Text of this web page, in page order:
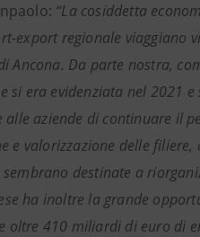
“La cosiddetta
export regionale viaggiano
Ancona. Da parte nostra,
era evidenziata nel 2021 e
alle aziende di continuare il
e valorizzazione delle filiere,
destinate a
ha inoltre la grande
oltre 410 miliardi di euro di